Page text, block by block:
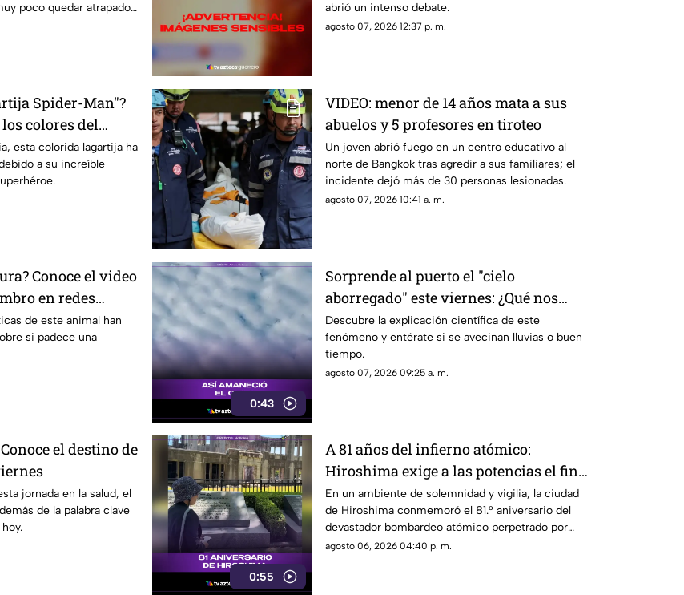
poco quedar atrapados
abrió un intenso debate.
agosto 07, 2026 12:37 p. m.
Spider-Man"?
colores del
esta colorida lagartija ha
a su increíble
VIDEO: menor de 14 años mata a sus
abuelos y 5 profesores en tiroteo
Un joven abrió fuego en un centro educativo al
norte de Bangkok tras agredir a sus familiares; el
incidente dejó más de 30 personas lesionadas.
agosto 07, 2026 10:41 a. m.
Conoce el video
en redes
de este animal han
si padece una
0:43
Sorprende al puerto el "cielo
aborregado" este viernes: ¿Qué nos
espera en el clima?
Descubre la explicación científica de este
fenómeno y entérate si se avecinan lluvias o buen
tiempo.
agosto 07, 2026 09:25 a. m.
el destino de
jornada en la salud, el
de la palabra clave
0:55
A 81 años del infierno atómico:
Hiroshima exige a las potencias el fin
de la era nuclear
En un ambiente de solemnidad y vigilia, la ciudad
de Hiroshima conmemoró el 81.° aniversario del
devastador bombardeo atómico perpetrado por
Estados Unidos en 1945.
agosto 06, 2026 04:40 p. m.